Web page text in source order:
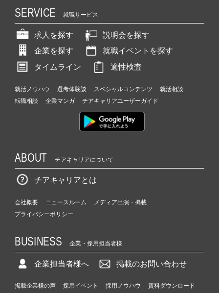
SERVICE 就職サービス
求人を探す
説明会を探す
企業を探す
就職イベントを探す
タイムライン
適性検査
就活ノウハウ 選考体験談 スペシャルコンテンツ
就活相談
転職相談
企業マンガ チアキャリアユーザーガイド
ABOUT チアキャリアについて
チアキャリアとは
会社概要 ニュースルーム
メディア出演・掲載
プライバシーポリシー
BUSINESS 企業・採用担当者様
企業担当者様へ 掲載のお問い合わせ
掲載企業様の声 採用イベント 採用ノウハウ 資料ダウンロード